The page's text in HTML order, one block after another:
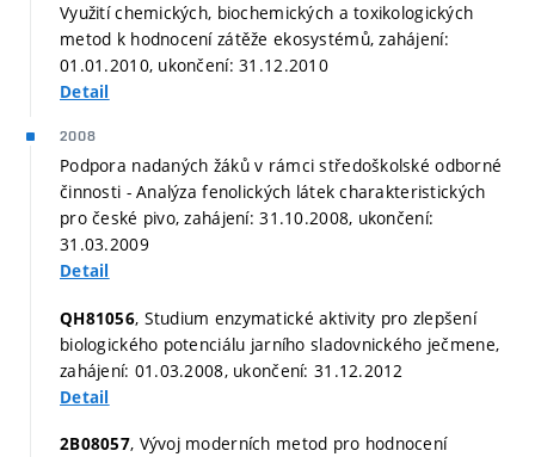
Využití chemických, biochemických a toxikologických
metod k hodnocení zátěže ekosystémů, zahájení:
01.01.2010, ukončení: 31.12.2010
Detail
2008
Podpora nadaných žáků v rámci středoškolské odborné
činnosti - Analýza fenolických látek charakteristických
pro české pivo, zahájení: 31.10.2008, ukončení:
31.03.2009
Detail
QH81056, Studium enzymatické aktivity pro zlepšení
biologického potenciálu jarního sladovnického ječmene,
zahájení: 01.03.2008, ukončení: 31.12.2012
Detail
2B08057, Vývoj moderních metod pro hodnocení